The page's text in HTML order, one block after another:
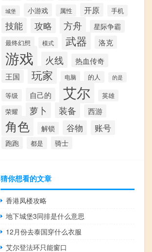
城堡 小游戏 属性 开原 手机
技能 攻略 方舟 星际争霸
最终幻想 模式 武器 洛克
游戏 火线 热血传奇
王国 玩家 电脑 的人 的是
等级 自己的 艾尔 英雄
荣耀 萝卜 装备 西游
角色 解锁 谷物 账号
跑跑 都是 骑士
猜你想看的文章
香港凤楼攻略
地下城堡3同排是什么意思
12月份去泰国穿什么衣服
艾尔登法环只能窗口